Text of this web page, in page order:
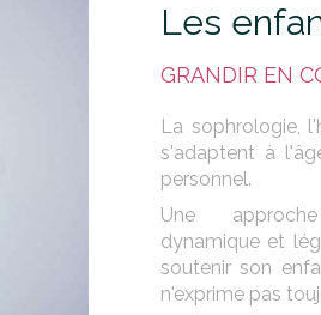
Les
GRANDIR EN
La sophrologie,
s'adaptent à
personnel.
Une
dynamique et
soutenir son
n'exprime pas